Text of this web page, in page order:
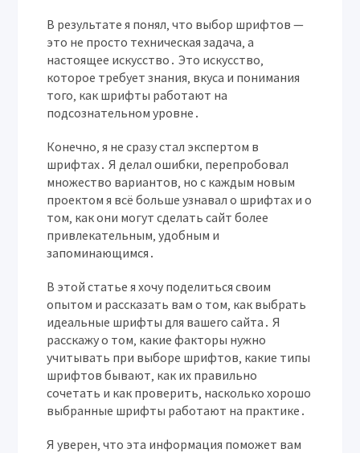
В результате я понял‚ что выбор шрифтов —
это не просто техническая задача‚ а
настоящее искусство․ Это искусство‚
которое требует знания‚ вкуса и понимания
того‚ как шрифты работают на
подсознательном уровне․
Конечно‚ я не сразу стал экспертом в
шрифтах․ Я делал ошибки‚ перепробовал
множество вариантов‚ но с каждым новым
проектом я всё больше узнавал о шрифтах и о
том‚ как они могут сделать сайт более
привлекательным‚ удобным и
запоминающимся․
В этой статье я хочу поделиться своим
опытом и рассказать вам о том‚ как выбрать
идеальные шрифты для вашего сайта․ Я
расскажу о том‚ какие факторы нужно
учитывать при выборе шрифтов‚ какие типы
шрифтов бывают‚ как их правильно
сочетать и как проверить‚ насколько хорошо
выбранные шрифты работают на практике․
Я уверен‚ что эта информация поможет вам